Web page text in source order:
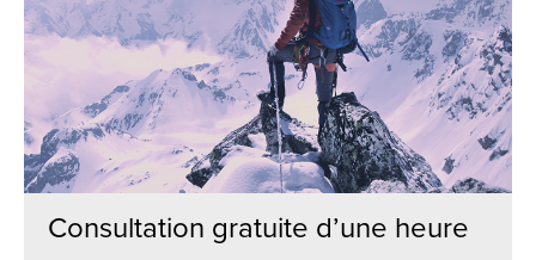
Consultation gratuite d’une heure